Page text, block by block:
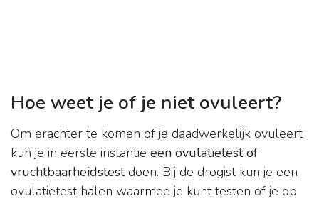
Hoe weet je of je niet ovuleert?
Om erachter te komen of je daadwerkelijk ovuleert
kun je in eerste instantie een ovulatietest of
vruchtbaarheidstestdoen. Bij de drogist kun je een
ovulatietest halen waarmee je kunt testen of je op